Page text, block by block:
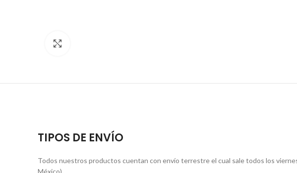
TIPOS DE ENVÍO
Todos nuestros productos cuentan con envío terrestre el cual sale todos los
México).